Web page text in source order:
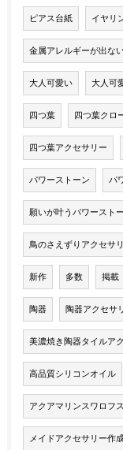
ピアス台紙 イヤリ
金属アレルギーが出な
大人可愛い 大人可
四つ葉 四つ葉クロ
四つ葉アクセサリー
パワーストーン パ
願いが叶うパワースト
鳥のさえずりアクセサ
新作 多数 掲載
陶器 陶器アクセサ
美濃焼き陶器タイルア
高品質シリコンオイル
アクアマリンスワロフ
メイドアクセサリー作